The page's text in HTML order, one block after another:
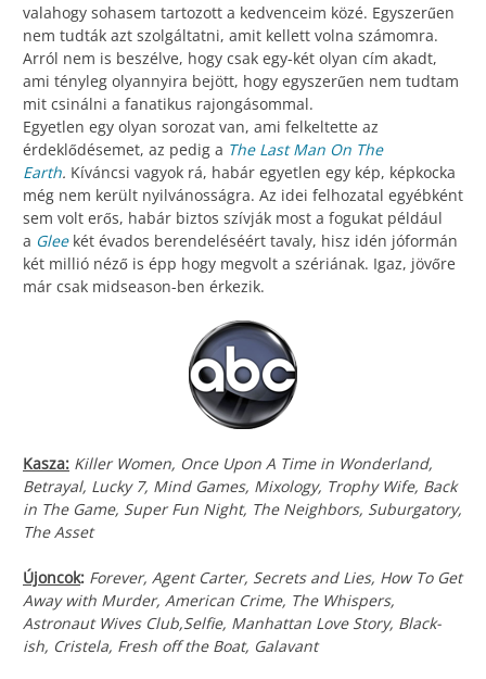
valahogy sohasem tartozott a kedvenceim közé. Egyszerűen
nem tudták azt szolgáltatni, amit kellett volna számomra.
Arról nem is beszélve, hogy csak egy-két olyan cím akadt,
ami tényleg olyannyira bejött, hogy egyszerűen nem tudtam
mit csinálni a fanatikus rajongásommal.
Egyetlen egy olyan sorozat van, ami felkeltette az
érdeklődésemet, az pedig a The Last Man On The
Earth. Kíváncsi vagyok rá, habár egyetlen egy kép, képkocka
még nem került nyilvánosságra. Az idei felhozatal egyébként
sem volt erős, habár biztos szívják most a fogukat például
a Gleekét évados berendeléséért tavaly, hisz idén jóformán
két millió néző is épp hogy megvolt a szériának. Igaz, jövőre
már csak midseason-ben érkezik.
Kasza: Killer Women, Once Upon A Time in Wonderland,
Betrayal, Lucky 7, Mind Games, Mixology, Trophy Wife, Back
in The Game, Super Fun Night, The Neighbors, Suburgatory,
The Asset
Újoncok: Forever, Agent Carter, Secrets and Lies, How To Get
Away with Murder, American Crime, The Whispers,
Astronaut Wives Club,Selfie, Manhattan Love Story, Black-
ish, Cristela, Fresh off the Boat, Galavant